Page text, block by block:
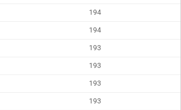
194
194
193
193
193
193